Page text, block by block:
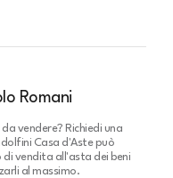
Romani
vendere? Richiedi una
Casa d'Aste può
vendita all'asta dei beni
al massimo.